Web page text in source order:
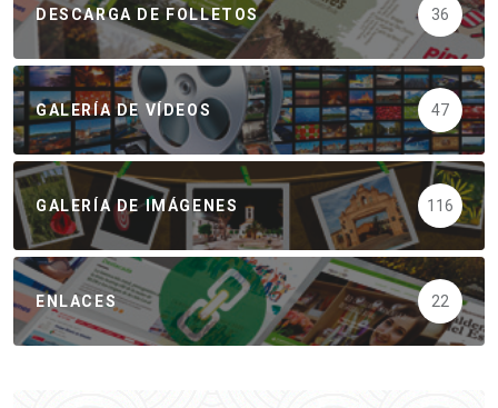
DESCARGA DE FOLLETOS 36
GALERÍA DE VÍDEOS 47
GALERÍA DE IMÁGENES 116
ENLACES 22